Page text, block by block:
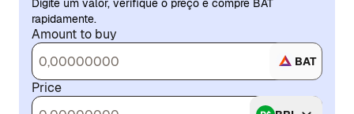
Digite um valor, verifique o preço e compre BAT
rapidamente.
Amount to buy
BAT
Price